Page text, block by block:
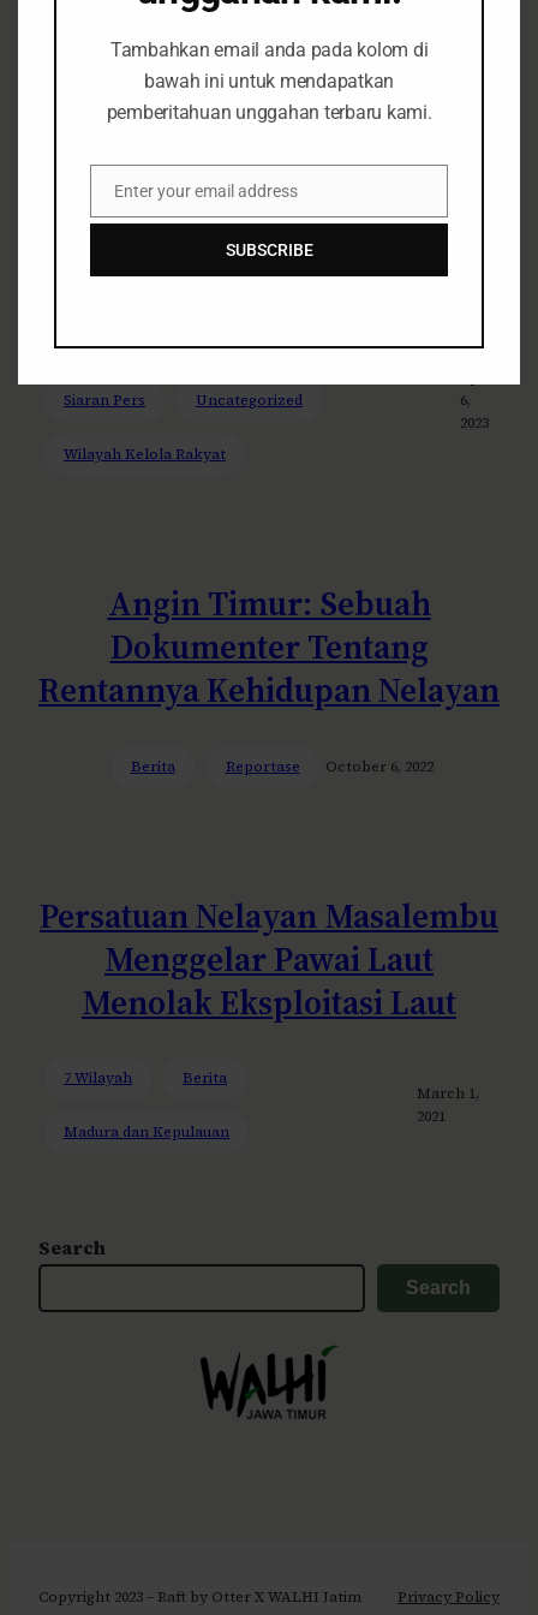
Pulau Kecil di Jawa Timur
Semakin Memiskinkan
Nelayan
Fokus Isu Pesisir & Pulau-Pulau Kecil
Siaran Pers Uncategorized
Wilayah Kelola Rakyat
6,
2023
Angin Timur: Sebuah
Dokumenter Tentang
Rentannya Kehidupan Nelayan
Berita Reportase October 6, 2022
Persatuan Nelayan Masalembu
Menggelar Pawai Laut
Menolak Eksploitasi Laut
7 Wilayah Berita
Madura dan Kepulauan
March 1,
2021
Search
Search
Copyright 2023 – Raft by Otter X WALHI Jatim Privacy Policy
Tambahkan email anda pada kolom di
bawah ini untuk mendapatkan
pemberitahuan unggahan terbaru kami.
Email
Enter your email address
SUBSCRIBE